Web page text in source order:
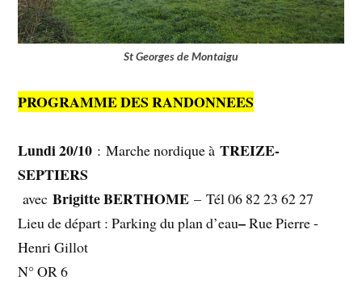
St Georges de Montaigu
PROGRAMME DES RANDONNEES
Lundi 20/10 : Marche nordique àTREIZE-
SEPTIERS
avecBrigitte BERTHOME– Tél 06 82 23 62 27
Lieu de départ : Parking du plan d’eau–Rue Pierre -
Henri Gillot
N° OR 6